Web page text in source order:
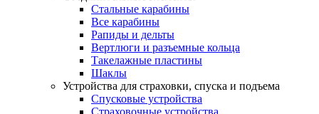
Стальные карабины
Все карабины
Рапиды и дельты
Вертлюги и разъемные кольца
Такелажные пластины
Шаклы
Устройства для страховки, спуска и подъема
Спусковые устройства
Страховочные устройства